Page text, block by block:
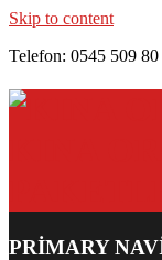
Skip to content
Telefon: 0545 509 80
PRIMARY